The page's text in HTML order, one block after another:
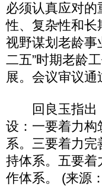
必须认真应对
性、复杂性和长
视野谋划老龄事
二五”时期老龄
展。会议审议通
回良玉指出，
设：一要着力构
系。三要着力
持体系。五要着
作体系。 (来源